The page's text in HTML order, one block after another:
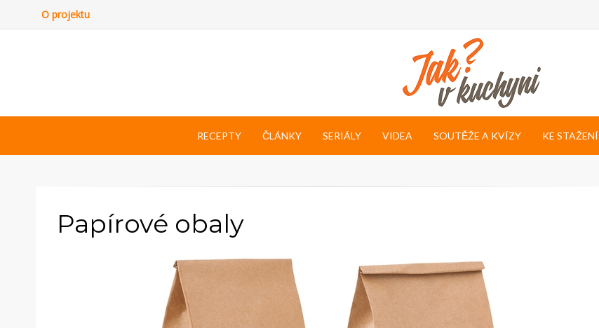
O projektu
RECEPTY ČLÁNKY SERIÁLY VIDEA SOUTĚŽE A KVÍZY KE STAŽENÍ
Papírové obaly